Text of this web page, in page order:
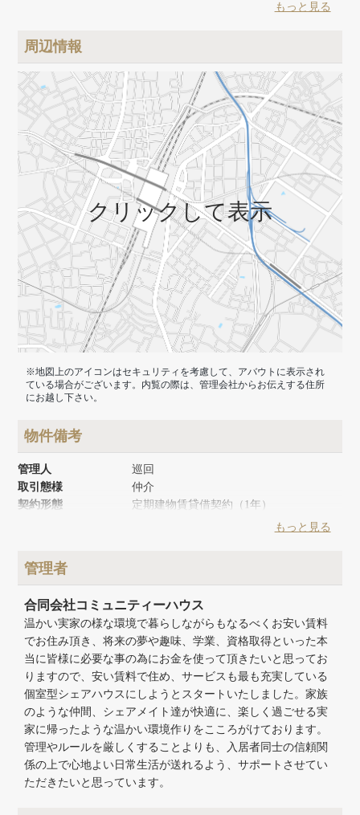
もっと見る
周辺情報
クリックして表示
※地図上のアイコンはセキュリティを考慮して、アバウトに表示され
ている場合がございます。内覧の際は、管理会社からお伝えする住所
にお越し下さい。
物件備考
管理人
巡回
取引態様
仲介
契約形態
定期建物賃貸借契約（1年）
建物面積
建物構造
もっと見る
管理者
合同会社コミュニティーハウス
温かい実家の様な環境で暮らしながらもなるべくお安い賃料
でお住み頂き、将来の夢や趣味、学業、資格取得といった本
当に皆様に必要な事の為にお金を使って頂きたいと思ってお
りますので、安い賃料で住め、サービスも最も充実している
個室型シェアハウスにしようとスタートいたしました。家族
のような仲間、シェアメイト達が快適に、楽しく過ごせる実
家に帰ったような温かい環境作りをこころがけております。
管理やルールを厳しくすることよりも、入居者同士の信頼関
係の上で心地よい日常生活が送れるよう、サポートさせてい
ただきたいと思っています。